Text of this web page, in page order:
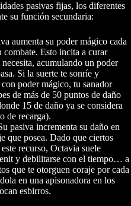
pasivas fijas, los diferentes
su función secundaria:
aumenta su poder mágico cada
combate. Esto incita a curar
acumulando un poder
Si la suerte te sonríe y
poder mágico, tu sanador
de más de 50 puntos de daño
15 de daño ya se considera
de recarga).
pasiva incrementa su daño en
que posea. Dado que ciertos
recurso, Octavia suele
y debilitarse con el tiempo… a
que te otorguen coraje por cada
en una apisonadora en los
esbirros.